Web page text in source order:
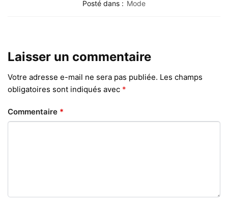
Posté dans : Mode
Laisser un commentaire
Votre adresse e-mail ne sera pas publiée. Les champs
obligatoires sont indiqués avec *
Commentaire *